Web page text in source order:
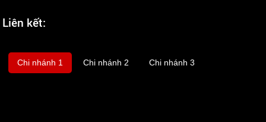
Liên kết:
Chi nhánh 1 Chi nhánh 2 Chi nhánh 3